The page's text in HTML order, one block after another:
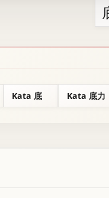
Kata 底 Kata 底力